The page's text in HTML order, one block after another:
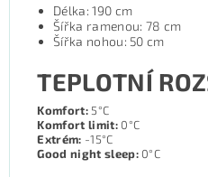
Délka: 190 cm
Šířka ramenou: 78 cm
Šířka nohou: 50 cm
TEPLOTNÍ
Komfort:5°C
Komfort limit:0°C
Extrém: -15°C
Good night sleep:0°C